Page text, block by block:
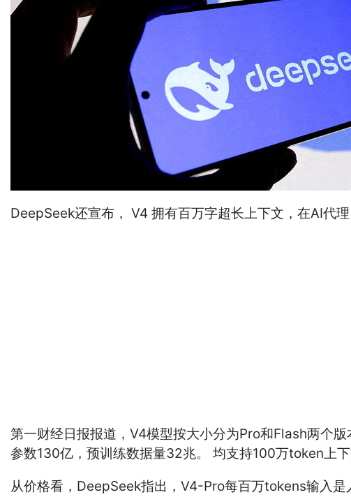
DeepSeek还宣布， V4 拥有百万字超长上下文，在AI代
第一财经日报报道，V4模型按大小分为Pro和Flash两个
参数130亿，预训练数据量32兆。 均支持100万token上下
从价格看，DeepSeek指出，V4-Pro每百万tokens输入